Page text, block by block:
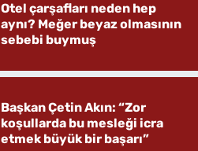
Otel çarşafları neden hep
aynı? Meğer beyaz olmasının
sebebi buymuş
Başkan Çetin Akın: “Zor
koşullarda bu mesleği icra
etmek büyük bir başarı”